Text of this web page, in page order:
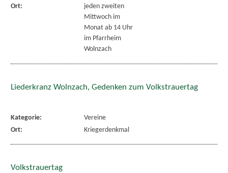
Ort:
jeden zweiten
Mittwoch im
Monat ab 14 Uhr
im Pfarrheim
Wolnzach
Liederkranz Wolnzach, Gedenken zum Volkstrauertag
Kategorie:
Vereine
Ort:
Kriegerdenkmal
Volkstrauertag